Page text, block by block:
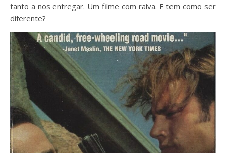
tanto a nos entregar. Um filme com raiva. E tem como ser
diferente?